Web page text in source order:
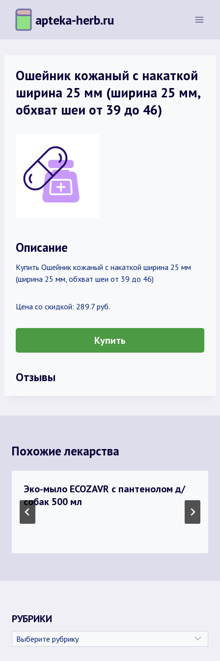
Перейти
содержимому
apteka-herb.ru
Ошейник кожаный с накаткой
ширина 25 мм (ширина 25 мм,
обхват шеи от 39 до 46)
Описание
Купить Ошейник кожаный с накаткой ширина 25 мм
(ширина 25 мм, обхват шеи от 39 до 46)
Цена со скидкой: 289.7 руб.
Купить
Отзывы
Похожие лекарства
Эко-мыло ECOZAVR с пантенолом д/
собак 500 мл
РУБРИКИ
Рубрики